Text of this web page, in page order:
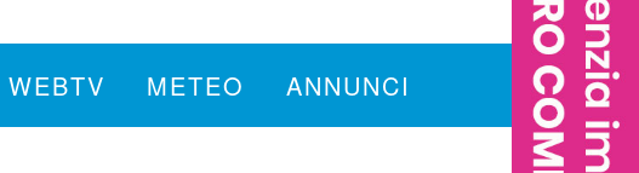
WEBTV METEO ANNUNCI